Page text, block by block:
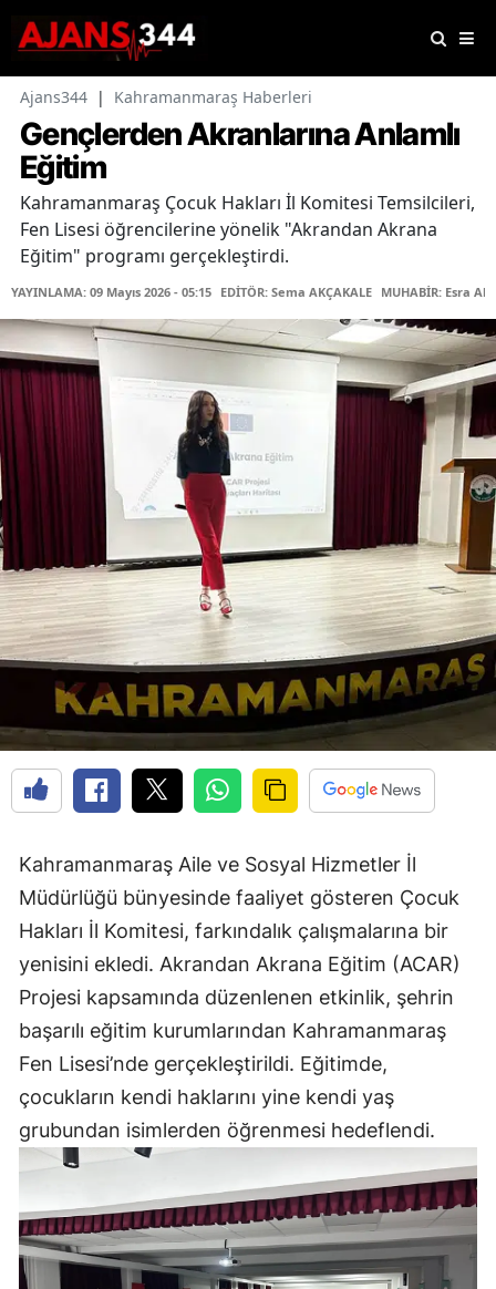
Ajans344 | Kahramanmaraş Haberleri
Gençlerden Akranlarına Anlamlı
Eğitim
Kahramanmaraş Çocuk Hakları İl Komitesi Temsilcileri,
Fen Lisesi öğrencilerine yönelik "Akrandan Akrana
Eğitim" programı gerçekleştirdi.
YAYINLAMA: 09 Mayıs 2026 - 05:15 EDİTÖR: Sema AKÇAKALE MUHABİR: Esra
Kahramanmaraş Aile ve Sosyal Hizmetler İl
Müdürlüğü bünyesinde faaliyet gösteren Çocuk
Hakları İl Komitesi, farkındalık çalışmalarına bir
yenisini ekledi. Akrandan Akrana Eğitim (ACAR)
Projesi kapsamında düzenlenen etkinlik, şehrin
başarılı eğitim kurumlarından Kahramanmaraş
Fen Lisesi’nde gerçekleştirildi. Eğitimde,
çocukların kendi haklarını yine kendi yaş
grubundan isimlerden öğrenmesi hedeflendi.